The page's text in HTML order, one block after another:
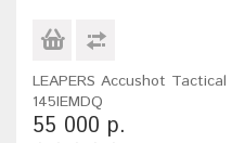
LEAPERS Accushot
145IEMDQ
55 000 р.